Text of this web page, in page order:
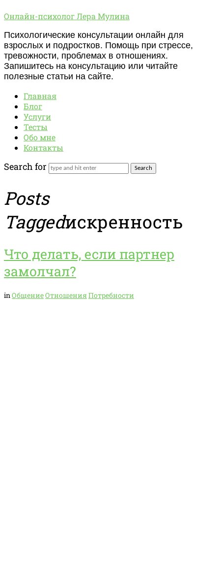
Онлайн-
Лера
Мулина
Онлайн-психолог Лера Мулина
Психологические консультации онлайн для
взрослых и подростков. Помощь при стрессе,
тревожности, проблемах в отношениях.
Запишитесь на консультацию или читайте
полезные статьи на сайте.
Главная
Блог
Услуги
Тесты
Обо мне
Контакты
Search for
Posts
Taggedискренность
Что делать, если партнер
замолчал?
inОбщениеОтношенияПотребности